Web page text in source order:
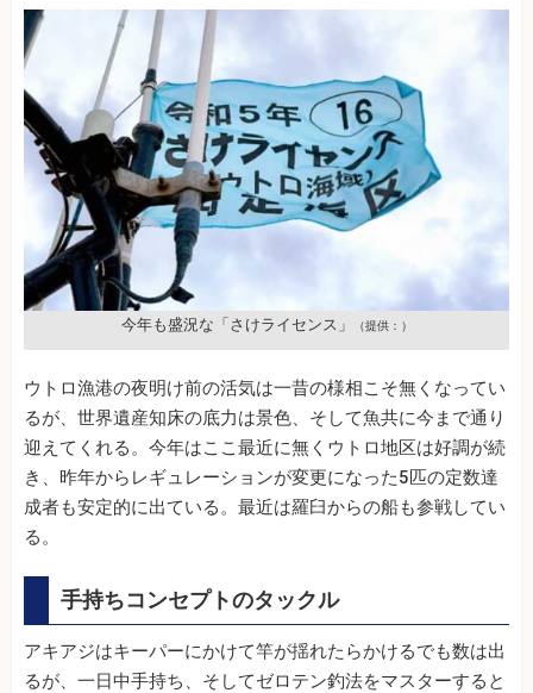
今年も盛況な「さけライセンス」 （提供：）
ウトロ漁港の夜明け前の活気は一昔の様相こそ無くなってい
るが、世界遺産知床の底力は景色、そして魚共に今まで通り
迎えてくれる。今年はここ最近に無くウトロ地区は好調が続
き、昨年からレギュレーションが変更になった5匹の定数達
成者も安定的に出ている。最近は羅臼からの船も参戦してい
る。
手持ちコンセプトのタックル
アキアジはキーパーにかけて竿が揺れたらかけるでも数は出
るが、一日中手持ち、そしてゼロテン釣法をマスターすると